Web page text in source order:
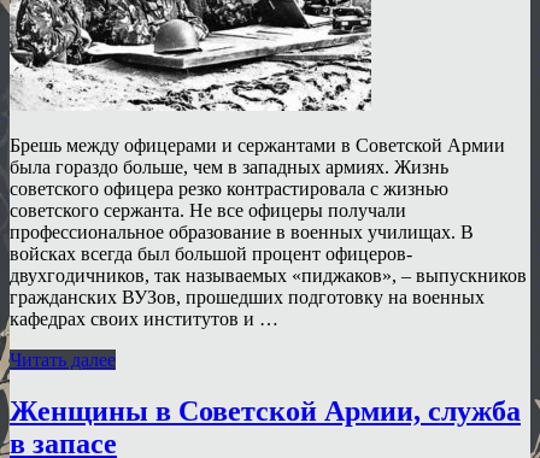
Брешь между офицерами и сержантами в Советской Армии
была гораздо больше, чем в западных армиях. Жизнь
советского офицера резко контрастировала с жизнью
советского сержанта. Не все офицеры получали
профессиональное образование в военных училищах. В
войсках всегда был большой процент офицеров-
двухгодичников, так называемых «пиджаков», – выпускников
гражданских ВУЗов, прошедших подготовку на военных
кафедрах своих институтов и …
Читать далее
Женщины в Советской Армии, служба
в запасе